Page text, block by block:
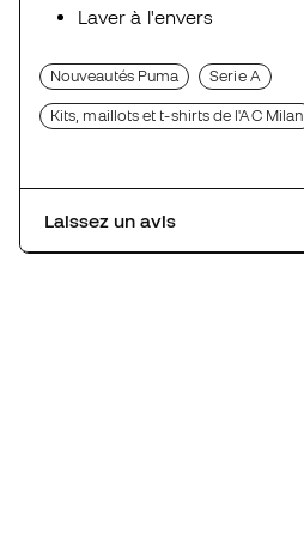
Laver à l'envers
Nouveautés Puma Serie A
Kits, maillots et t-shirts de l'AC Milan
Laissez un avis